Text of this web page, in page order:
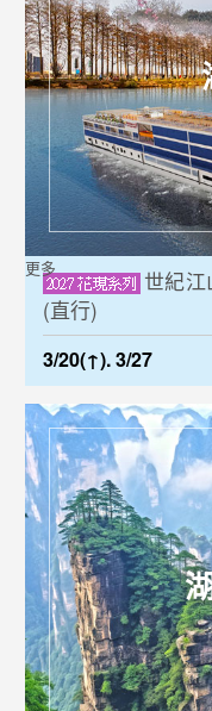
世紀
(直行)
3/20(↑). 3/27
更多